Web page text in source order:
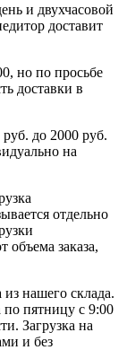
и двухчасовой
доставит
но по просьбе
доставки в
до 2000 руб.
на
отдельно
объема заказа,
нашего склада.
по пятницу с 9:00
Загрузка на
и без